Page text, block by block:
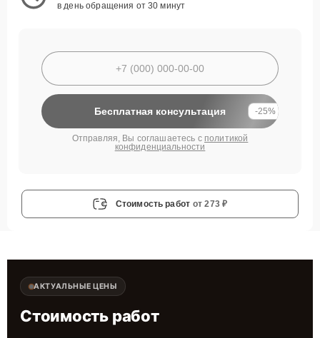
в день обращения от 30 минут
Бесплатная консультация -25%
Отправляя, Вы соглашаетесь с политикой
конфиденциальности
Стоимость работ от 273 ₽
АКТУАЛЬНЫЕ ЦЕНЫ
Стоимость работ